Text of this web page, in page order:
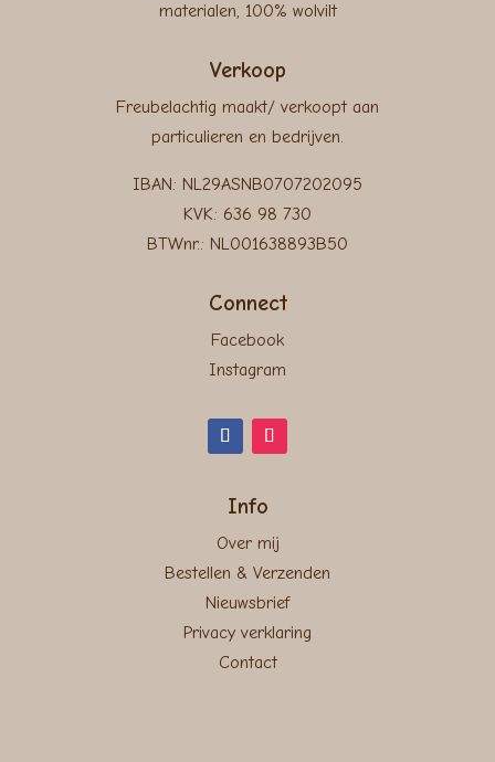
materialen, 100% wolvilt
Verkoop
Freubelachtig maakt/ verkoopt aan
particulieren en bedrijven.
IBAN: NL29ASNB0707202095
KVK: 636 98 730
BTWnr.: NL001638893B50
Connect
Facebook
Instagram
Info
Over mij
Bestellen & Verzenden
Nieuwsbrief
Privacy verklaring
Contact